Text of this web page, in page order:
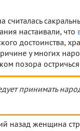
считалась
настаивали, что
достоинства,
у многих
позора
принимать
назад женщина